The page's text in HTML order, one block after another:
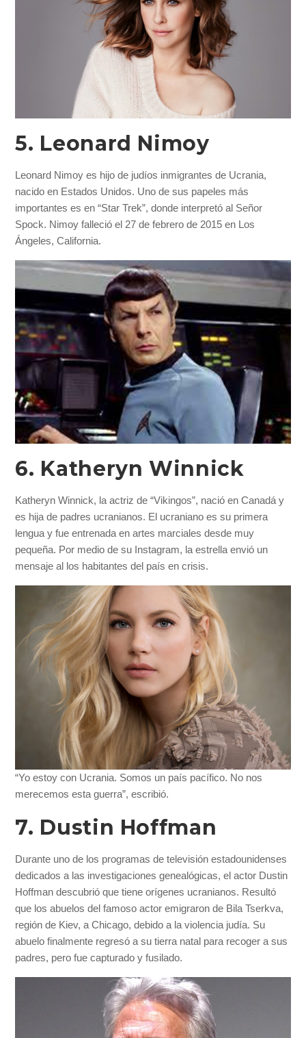
5. Leonard Nimoy
Leonard Nimoy es hijo de judíos inmigrantes de Ucrania,
nacido en Estados Unidos. Uno de sus papeles más
importantes es en “Star Trek”, donde interpretó al Señor
Spock. Nimoy falleció el 27 de febrero de 2015 en Los
Ángeles, California.
6. Katheryn Winnick
Katheryn Winnick, la actriz de “Vikingos”, nació en Canadá y
es hija de padres ucranianos. El ucraniano es su primera
lengua y fue entrenada en artes marciales desde muy
pequeña. Por medio de su Instagram, la estrella envió un
mensaje al los habitantes del país en crisis.
“Yo estoy con Ucrania. Somos un país pacífico. No nos
merecemos esta guerra”, escribió.
7. Dustin Hoffman
Durante uno de los programas de televisión estadounidenses
dedicados a las investigaciones genealógicas, el actor Dustin
Hoffman descubrió que tiene orígenes ucranianos. Resultó
que los abuelos del famoso actor emigraron de Bila Tserkva,
región de Kiev, a Chicago, debido a la violencia judía. Su
abuelo finalmente regresó a su tierra natal para recoger a sus
padres, pero fue capturado y fusilado.